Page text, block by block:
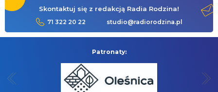
Skontaktuj się z redakcją Radia Rodzina!
71 322 20 22 studio@radiorodzina.pl
Patronaty: